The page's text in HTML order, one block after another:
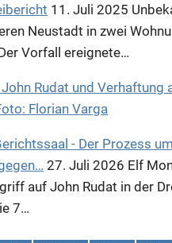
11. Juli 2025
Neustadt in zwei
Vorfall ereignete…
- Der Prozess
27. Juli 2026 Elf
auf John Rudat in der
7…